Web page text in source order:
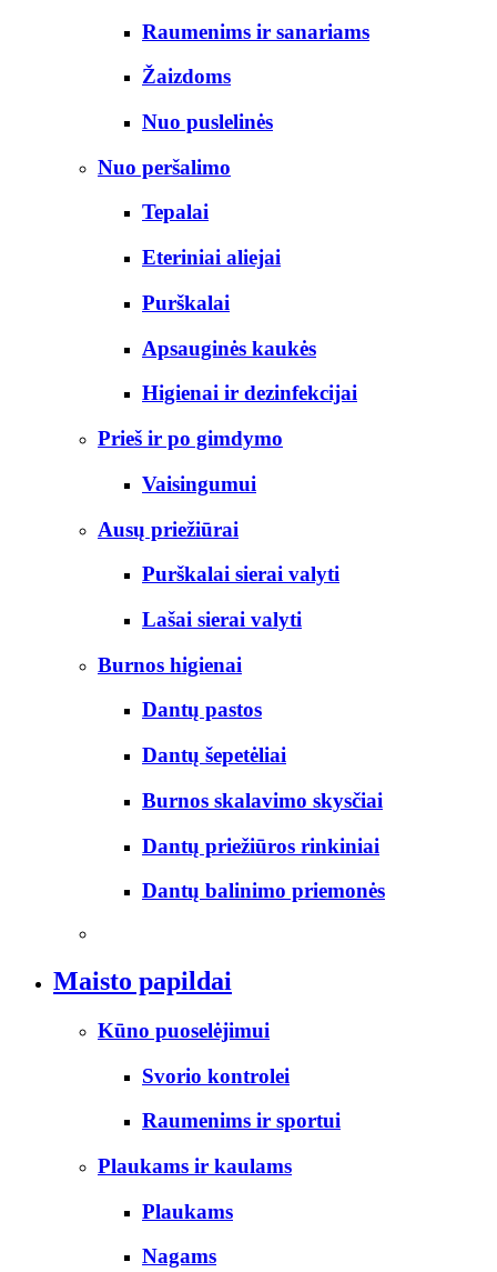
Raumenims ir sanariams
Žaizdoms
Nuo puslelinės
Nuo peršalimo
Tepalai
Eteriniai aliejai
Purškalai
Apsauginės kaukės
Higienai ir dezinfekcijai
Prieš ir po gimdymo
Vaisingumui
Ausų priežiūrai
Purškalai sierai valyti
Lašai sierai valyti
Burnos higienai
Dantų pastos
Dantų šepetėliai
Burnos skalavimo skysčiai
Dantų priežiūros rinkiniai
Dantų balinimo priemonės
Maisto papildai
Kūno puoselėjimui
Svorio kontrolei
Raumenims ir sportui
Plaukams ir kaulams
Plaukams
Nagams